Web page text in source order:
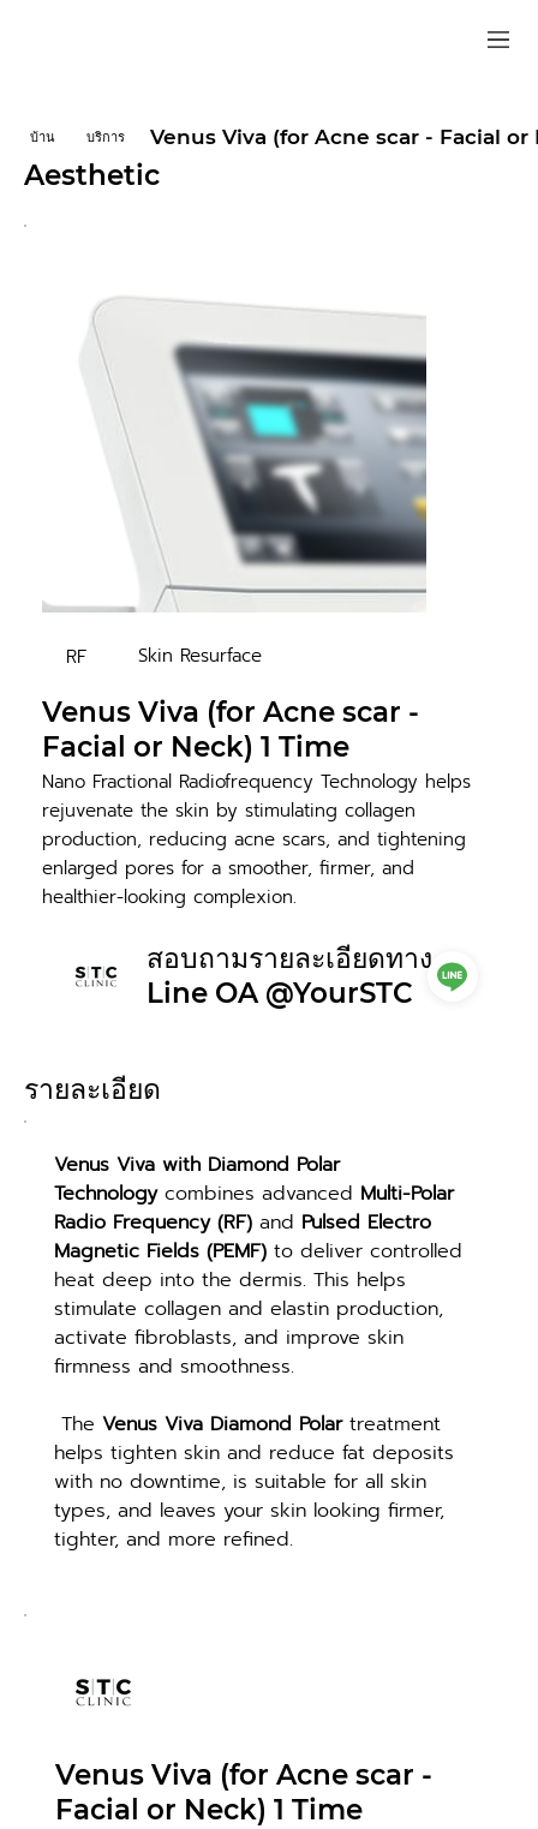
บ้าน บริการ Venus Viva (for Acne scar - Facial or
Aesthetic
RF Skin Resurface
Venus Viva (for Acne scar -
Facial or Neck) 1 Time
Nano Fractional Radiofrequency Technology helps
rejuvenate the skin by stimulating collagen
production, reducing acne scars, and tightening
enlarged pores for a smoother, firmer, and
healthier-looking complexion.
สอบถามรายละเอียดทาง
Line OA @YourSTC
รายละเอียด
Venus Viva with Diamond Polar
Technology combines advanced Multi-Polar
Radio Frequency (RF) and Pulsed Electro
Magnetic Fields (PEMF) to deliver controlled
heat deep into the dermis. This helps
stimulate collagen and elastin production,
activate fibroblasts, and improve skin
firmness and smoothness.
The Venus Viva Diamond Polar treatment
helps tighten skin and reduce fat deposits
with no downtime, is suitable for all skin
types, and leaves your skin looking firmer,
tighter, and more refined.
Venus Viva (for Acne scar -
Facial or Neck) 1 Time